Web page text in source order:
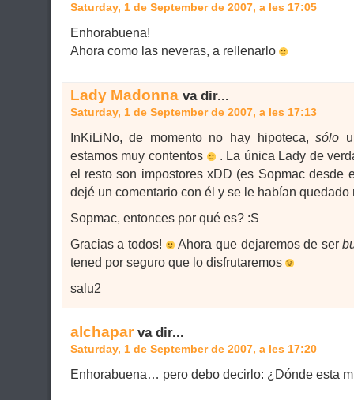
Saturday, 1 de September de 2007, a les 17:05
Enhorabuena!
Ahora como las neveras, a rellenarlo
Lady Madonnava dir...
Saturday, 1 de September de 2007, a les 17:13
InKiLiNo, de momento no hay hipoteca,sólo
estamos muy contentos
. La única Lady de
el resto son impostores xDD (es Sopmac desde
dejé un comentario con él y se le habían quedado
Sopmac, entonces por qué es? :S
Gracias a todos!
Ahora que dejaremos de ser
tened por seguro que lo disfrutaremos
salu2
alchaparva dir...
Saturday, 1 de September de 2007, a les 17:20
Enhorabuena… pero debo decirlo: ¿Dónde esta